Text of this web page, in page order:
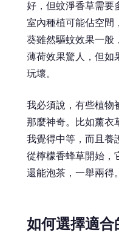
好，但蚊淨香草需要
室內種植可能佔空間
葵雖然驅蚊效果一般
薄荷效果驚人，但如
玩壞。
我必須說，有些植物
那麼神奇。比如薰衣
我覺得中等，而且養
從檸檬香蜂草開始，
還能泡茶，一舉兩得。
如何選擇適合